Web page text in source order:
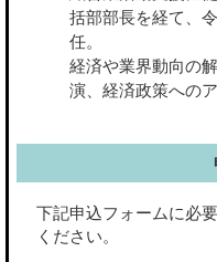
括部部長を経て、
任。
経済や業界動向の
演、経済政策への
下記申込フォームに必
ください。